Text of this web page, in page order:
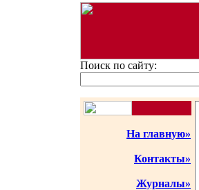
Поиск по сайту:
На главную»
Контакты»
Журналы»